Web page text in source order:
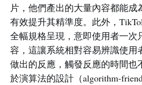
片，他們產出的大量內容都能成
有效提升其精準度。此外，
全幅規格呈現，意即使用者一次
容，這讓系統相對容易辨識使用
做出的反應，觸發反應的時間也
於演算法的設計（algorithm-